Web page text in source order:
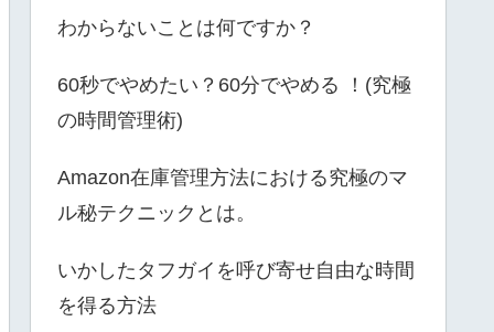
わからないことは何ですか？
60秒でやめたい？60分でやめる ！(究極
の時間管理術)
Amazon在庫管理方法における究極のマ
ル秘テクニックとは。
いかしたタフガイを呼び寄せ自由な時間
を得る方法